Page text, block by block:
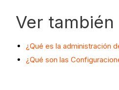
Ver también
¿Qué es la administración
¿Qué son las